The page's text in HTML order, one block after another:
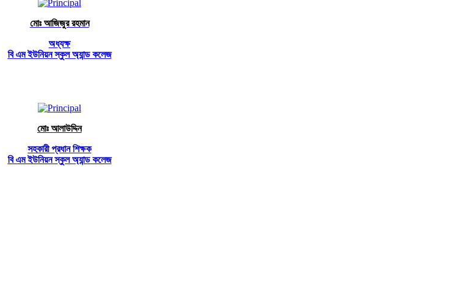
মোঃ আজিজুর রহমান
অধ্যক্ষ
বি এম ইউনিয়ন স্কুল অ্যান্ড কলেজ
মোঃ আলাউদ্দিন
সহকারী প্রধান শিক্ষক
বি এম ইউনিয়ন স্কুল অ্যান্ড কলেজ